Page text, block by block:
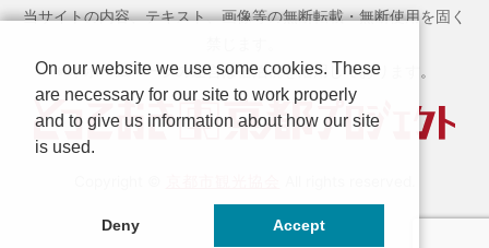
当サイトの内容、テキスト、画像等の無断転載・無断使用を固く
※ 本ホームページの運営は宿泊税を活用しております。
On our website we use some cookies. These
are necessary for our site to work properly
and to give us information about how our site
is used.
Deny Accept